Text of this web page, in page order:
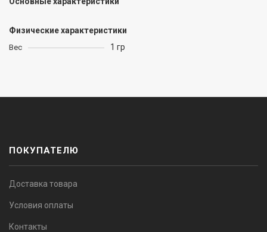
Физические характеристики
Вес 1 гр
ПОКУПАТЕЛЮ
Доставка товара
Условия оплаты
Контакты